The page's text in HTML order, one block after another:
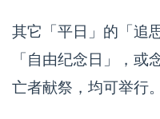
其它「平日」的「追
「自由纪念日」，或
亡者献祭，均可举行。